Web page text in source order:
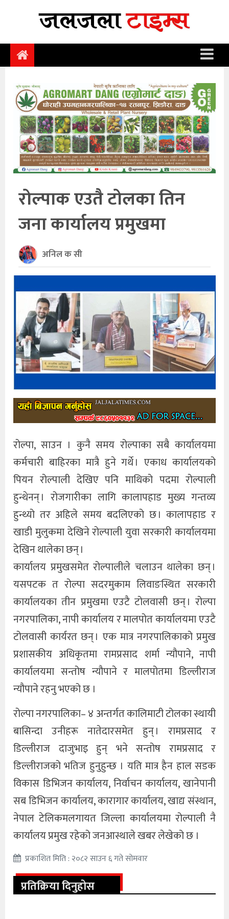
समाचार
समाज
राजनीति
आर्थिक
अन्तर्वार्ता
विचार
साहित्य/
सूचना
प्रविधि
खेलकुद
अन्तर्राष्ट्रिय
रोल्पाक एउतै टोलका तिन
जना कार्यालय प्रमुखमा
अनिल क सी
रोल्पा, साउन । कुनै समय रोल्पाका सबै कार्यालयमा
कर्मचारी बाहिरका मात्रै हुने गर्थे । एकाध कार्यालयको
पियन रोल्पाली देखिए पनि माथिको पदमा रोल्पाली
हुन्थेनन् । रोजगारीका लागि कालापहाड मुख्य गन्तव्य
हुन्थ्यो तर अहिले समय बदलिएको छ । कालापहाड र
खाडी मुलुकमा देखिने रोल्पाली युवा सरकारी कार्यालयमा
देखिन थालेका छन् ।
कार्यालय प्रमुखसमेत रोल्पालीले चलाउन थालेका छन् ।
यसपटक त रोल्पा सदरमुकाम लिवाङस्थित सरकारी
कार्यालयका तीन प्रमुखमा एउटै टोलवासी छन् । रोल्पा
नगरपालिका, नापी कार्यालय र मालपोत कार्यालयमा एउटै
टोलवासी कार्यरत छन् । एक मात्र नगरपालिकाको प्रमुख
प्रशासकीय अधिकृतमा रामप्रसाद शर्मा न्यौपाने, नापी
कार्यालयमा सन्तोष न्यौपाने र मालपोतमा डिल्लीराज
न्यौपाने रहनु भएको छ ।
रोल्पा नगरपालिका– ४ अन्तर्गत कालिमाटी टोलका स्थायी
बासिन्दा उनीहरू नातेदारसमेत हुन् । रामप्रसाद र
डिल्लीराज दाजुभाइ हुन् भने सन्तोष रामप्रसाद र
डिल्लीराजको भतिज हुनुहुन्छ । यति मात्र हैन हाल सडक
विकास डिभिजन कार्यालय, निर्वाचन कार्यालय, खानेपानी
सब डिभिजन कार्यालय, कारागार कार्यालय, खाद्य संस्थान,
नेपाल टेलिकमलगायत जिल्ला कार्यालयमा रोल्पाली नै
कार्यालय प्रमुख रहेको जनआस्थाले खबर लेखेको छ ।
प्रकाशित मिति : २०८२ साउन ६ गते सोमवार
प्रतिक्रिया दिनुहोस